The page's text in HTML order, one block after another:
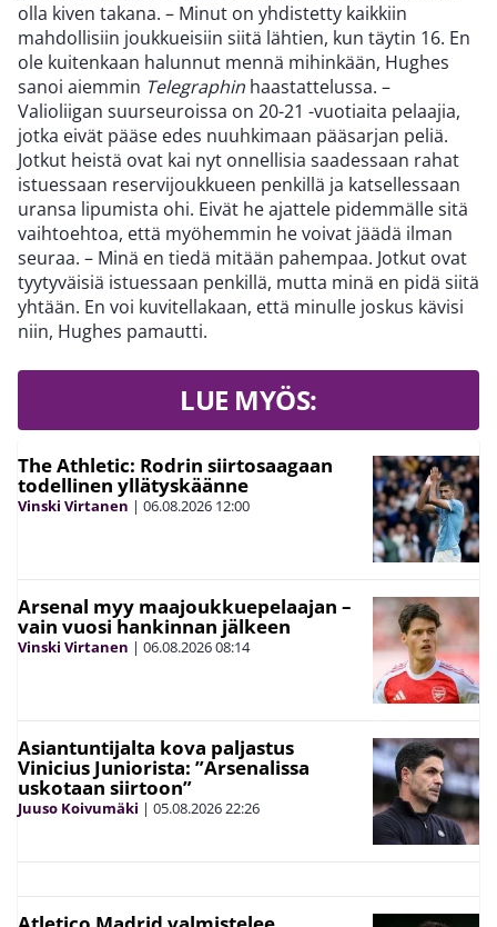
olla kiven takana. – Minut on yhdistetty kaikkiin
mahdollisiin joukkueisiin siitä lähtien, kun täytin 16. En
ole kuitenkaan halunnut mennä mihinkään, Hughes
sanoi aiemmin Telegraphin haastattelussa. –
Valioliigan suurseuroissa on 20-21 -vuotiaita pelaajia,
jotka eivät pääse edes nuuhkimaan pääsarjan peliä.
Jotkut heistä ovat kai nyt onnellisia saadessaan rahat
istuessaan reservijoukkueen penkillä ja katsellessaan
uransa lipumista ohi. Eivät he ajattele pidemmälle sitä
vaihtoehtoa, että myöhemmin he voivat jäädä ilman
seuraa. – Minä en tiedä mitään pahempaa. Jotkut ovat
tyytyväisiä istuessaan penkillä, mutta minä en pidä siitä
yhtään. En voi kuvitellakaan, että minulle joskus kävisi
niin, Hughes pamautti.
LUE MYÖS:
The Athletic: Rodrin siirtosaagaan
todellinen yllätyskäänne
Vinski Virtanen | 06.08.2026 12:00
Arsenal myy maajoukkuepelaajan –
vain vuosi hankinnan jälkeen
Vinski Virtanen | 06.08.202608:14
Asiantuntijalta kova paljastus
Vinicius Juniorista: ”Arsenalissa
uskotaan siirtoon”
Juuso Koivumäki | 05.08.202622:26